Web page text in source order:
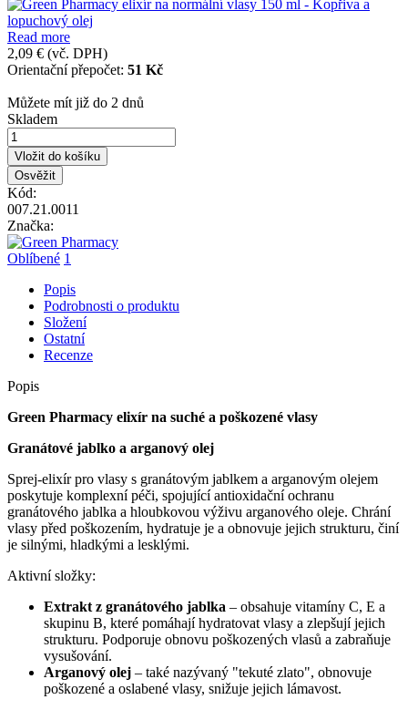
Read more
2,09 € (vč. DPH)
Orientační přepočet: 51 Kč
Můžete mít již do 2 dnů
Skladem
Vložit do košíku
Kód:
007.21.0011
Značka:
Oblíbené 1
Popis
Podrobnosti o produktu
Složení
Ostatní
Recenze
Popis
Green Pharmacy elixír na suché a poškozené vlasy
Granátové jablko a arganový olej
Sprej-elixír pro vlasy s granátovým jablkem a arganovým olejem
poskytuje komplexní péči, spojující antioxidační ochranu
granátového jablka a hloubkovou výživu arganového oleje. Chrání
vlasy před poškozením, hydratuje je a obnovuje jejich strukturu, činí
je silnými, hladkými a lesklými.
Aktivní složky:
Extrakt z granátového jablka – obsahuje vitamíny C, E a
skupinu B, které pomáhají hydratovat vlasy a zlepšují jejich
strukturu. Podporuje obnovu poškozených vlasů a zabraňuje
vysušování.
Arganový olej – také nazývaný "tekuté zlato", obnovuje
poškozené a oslabené vlasy, snižuje jejich lámavost.